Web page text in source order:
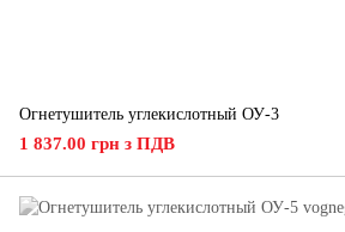
Огнетушитель углекислотный ОУ-3
1 837.00 грн з ПДВ